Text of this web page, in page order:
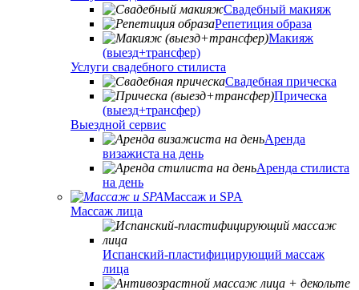
Свадебный макияж
Репетиция образа
Макияж
(выезд+трансфер)
Услуги свадебного стилиста
Свадебная прическа
Прическа
(выезд+трансфер)
Выездной сервис
Аренда
визажиста на день
Аренда стилиста
на день
Массаж и SPA
Массаж лица
Испанский-пластифицирующий массаж
лица